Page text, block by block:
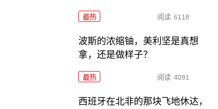
最热 阅读 6118
波斯的浓缩铀，美利坚是真想
拿，还是做样子？
最热 阅读 4091
西班牙在北非的那块飞地休达，